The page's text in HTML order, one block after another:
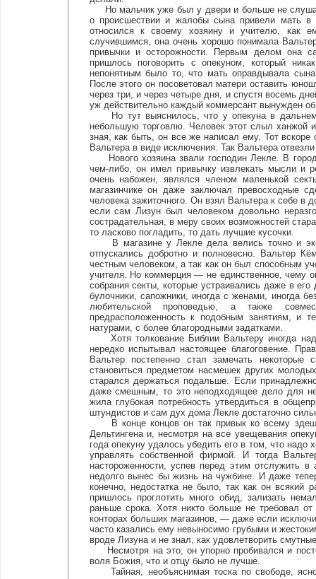
Но мальчик уже был у двери и больше не
о происшествии и жалобы сына привели мать в
относился к своему хозяину и учителю, как
случившимся, она очень хорошо понимала
привычки и осторожности. Первым делом она
пришлось поговорить с опекуном, который
непонятным было то, что мать оправдывала
После этого он посоветовал матери оставить
через три, и через четыре дня, и спустя восемь
уж действительно каждый коммерсант вынужден
Но тут выяснилось, что у опекуна в дальнем
небольшую торговлю. Человек этот слыл ханжой
зная, как быть, он все же написал ему. Тот вскоре
Вальтера в виде исключения. Так Вальтера
Нового хозяина звали господин Лекле. В
чем-либо, он имел привычку извлекать мысли и
очень набожен, являлся членом маленькой
магазинчике он даже заключал превосходные
человека зажиточного. Он взял Вальтера к себе
если сам Лизун был человеком довольно
сострадательная, в меру своих возможностей
то ласково погладить, то дать лучшие кусочки.
В магазине у Лекле дела велись точно и
отпускались добротно и полновесно. Вальтер
честным человеком, а так как он был способным
учителя. Но коммерция — не единственное, чему
собрания секты, которые устраивались даже в
булочники, сапожники, иногда с женами, иногда
любительской проповедью, а также
предрасположенность к подобным занятиям, и
натурами, с более благородными задатками.
Хотя толкование Библии Вальтеру иногда
нередко испытывал настоящее благоговение.
Вальтер постепенно стал замечать
становиться предметом насмешек других
старался держаться подальше. Если
даже смешным, то это неподходящее дело для
жила глубокая потребность утвердиться в
штундистов и сам дух дома Лекле достаточно
В конце концов он так привык ко всему
Дельтингена и, несмотря на все увещевания
года опекуну удалось убедить его в том, что
управлять собственной фирмой. И тогда
настороженности, успев перед этим отслужить
недолго вынес бы жизнь на чужбине. И даже
конечно, недостатка не было, так как он
пришлось проглотить много обид, зализать
раньше срока. Хотя никто больше не требовал
конторах больших магазинов, — даже если
часто казались ему невыносимо грубыми и
вроде Лизуна и не знал, как удовлетворить
Несмотря на это, он упорно пробивался и
воля Божия, что и отцу было не лучше.
Тайная, необъяснимая тоска по свободе,